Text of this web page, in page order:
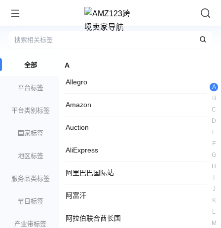
全部
平台标签
平台类别标签
国家标签
地区标签
服务品类标签
节日标签
产业带标签
A
Allegro
Amazon
Auction
AliExpress
阿里巴巴国际站
阿富汗
阿拉伯联合酋长国
A
B
C
D
E
F
G
H
J
K
L
M